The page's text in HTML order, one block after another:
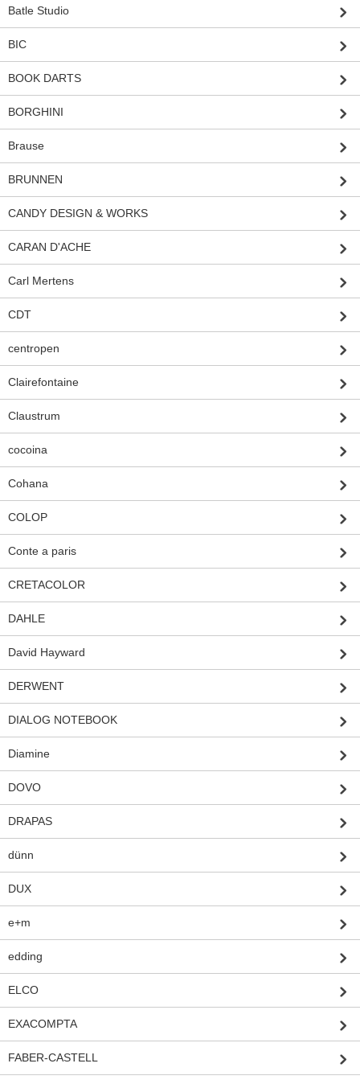
Batle Studio
BIC
BOOK DARTS
BORGHINI
Brause
BRUNNEN
CANDY DESIGN & WORKS
CARAN D'ACHE
Carl Mertens
CDT
centropen
Clairefontaine
Claustrum
cocoina
Cohana
COLOP
Conte a paris
CRETACOLOR
DAHLE
David Hayward
DERWENT
DIALOG NOTEBOOK
Diamine
DOVO
DRAPAS
dünn
DUX
e+m
edding
ELCO
EXACOMPTA
FABER-CASTELL